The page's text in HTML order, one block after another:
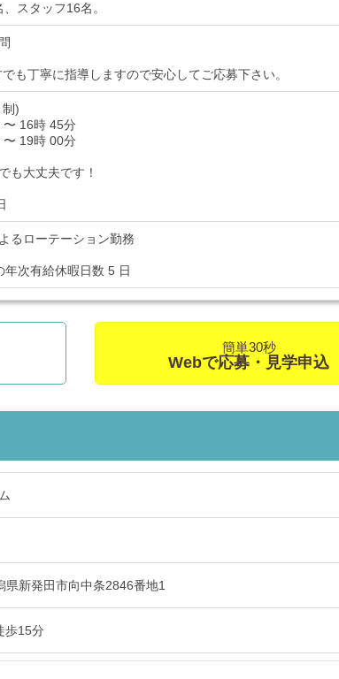
スタッフ16名。
も丁寧に指導しますので安心してご応募下さい。
)
16時 45分
19時 00分
も大丈夫です！
るローテーション勤務
年次有給休暇日数 5 日
簡単30秒
Webで応募・見学申込
県新発田市向中条2846番地1
歩15分